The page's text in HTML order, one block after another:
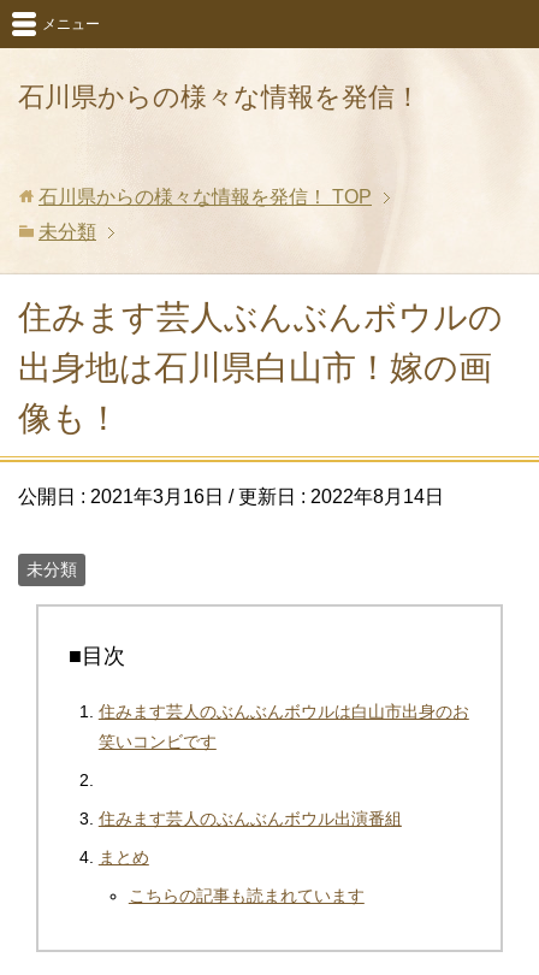
石川県からの様々な情報を発信！
メニュー
石川県からの様々な情報を発信！
TOP
未分類
住みます芸人ぶんぶんボウルの
出身地は石川県白山市！嫁の画
像も！
公開日 : 2021年3月16日 / 更新日 : 2022年8月14日
未分類
■目次
住みます芸人のぶんぶんボウルは白山市出身のお
笑いコンビです
住みます芸人のぶんぶんボウル出演番組
まとめ
こちらの記事も読まれています